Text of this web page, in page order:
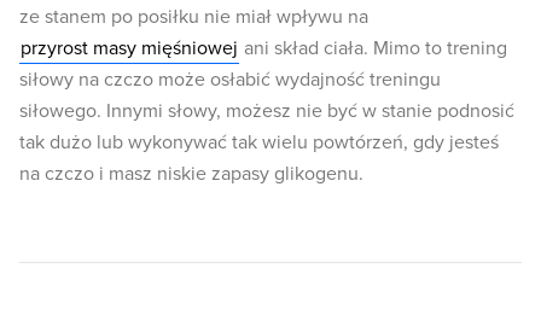
ze stanem po posiłku nie miał wpływu na
przyrost masy mięśniowej ani skład ciała. Mimo to trening
siłowy na czczo może osłabić wydajność treningu
siłowego. Innymi słowy, możesz nie być w stanie podnosić
tak dużo lub wykonywać tak wielu powtórzeń, gdy jesteś
na czczo i masz niskie zapasy glikogenu.